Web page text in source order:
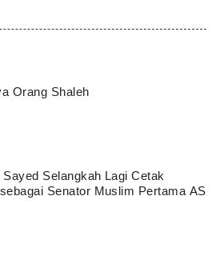
Orang Shaleh
Sayed Selangkah Lagi Cetak
Senator Muslim Pertama AS